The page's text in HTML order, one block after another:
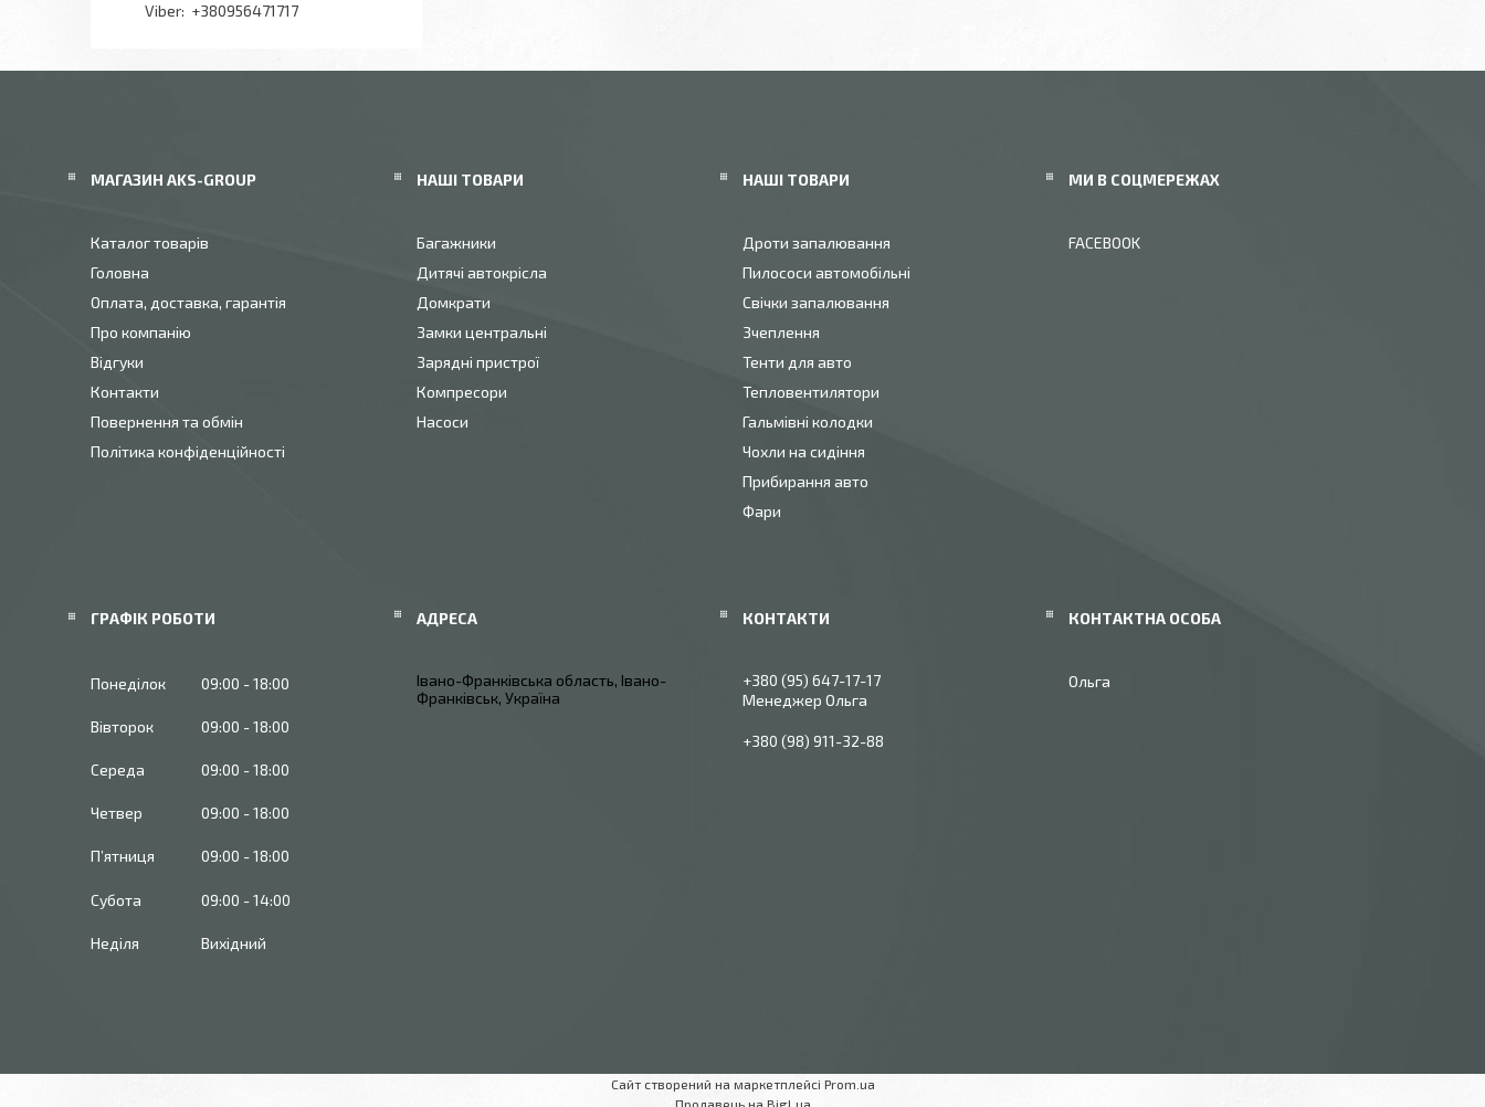
+380956471717
МАГАЗИН AKS-GROUP
Каталог товарів
Головна
Оплата, доставка, гарантія
Про компанію
Відгуки
Контакти
Повернення та обмін
Політика конфіденційності
НАШІ ТОВАРИ
Багажники
Дитячі автокрісла
Домкрати
Замки центральні
Зарядні пристрої
Компресори
Насоси
НАШІ ТОВАРИ
Дроти запалювання
Пилососи автомобільні
Свічки запалювання
Зчеплення
Тенти для авто
Тепловентилятори
Гальмівні колодки
Чохли на сидіння
Прибирання авто
Фари
МИ В СОЦМЕРЕЖАХ
FACEBOOK
ГРАФІК РОБОТИ
Понеділок 09:00 18:00
Вівторок 09:00 18:00
Середа 09:00 18:00
Четвер 09:00 18:00
Пʼятниця 09:00 18:00
Субота 09:00 14:00
Неділя Вихідний
Івано-Франківська область, Івано-
Франківськ, Україна
+380 (95) 647-17-17
Менеджер Ольга
+380 (98) 911-32-88
Ольга
Сайт створений на маркетплейсі Prom.ua
Продавець на Bigl.ua